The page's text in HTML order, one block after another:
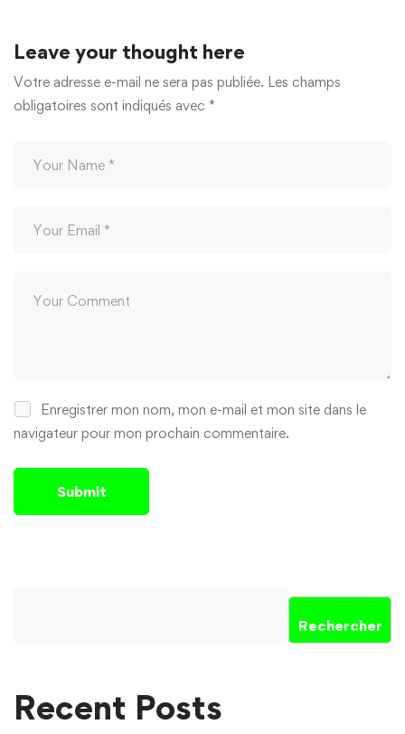
Leave your thought here
Votre adresse e-mail ne sera pas publiée. Les champs
obligatoires sont indiqués avec *
Enregistrer mon nom, mon e-mail et mon site dans le
navigateur pour mon prochain commentaire.
Rechercher
Recent Posts